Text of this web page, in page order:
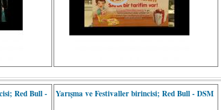
Red Bull -
Yarışma ve Festivaller birincisi; Red Bull - DSM